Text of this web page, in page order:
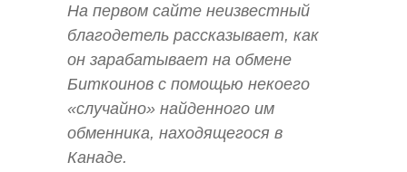
На первом сайте неизвестный
благодетель рассказывает, как
он зарабатывает на обмене
Биткоинов с помощью некоего
«случайно» найденного им
обменника, находящегося в
Канаде.